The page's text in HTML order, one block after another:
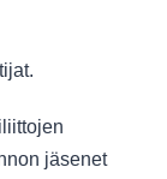
jäsenet